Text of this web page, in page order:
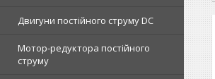
Двигуни постійного струму DC
Мотор-редуктора постійного
струму